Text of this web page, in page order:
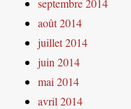
septembre 2014
août 2014
juillet 2014
juin 2014
mai 2014
avril 2014